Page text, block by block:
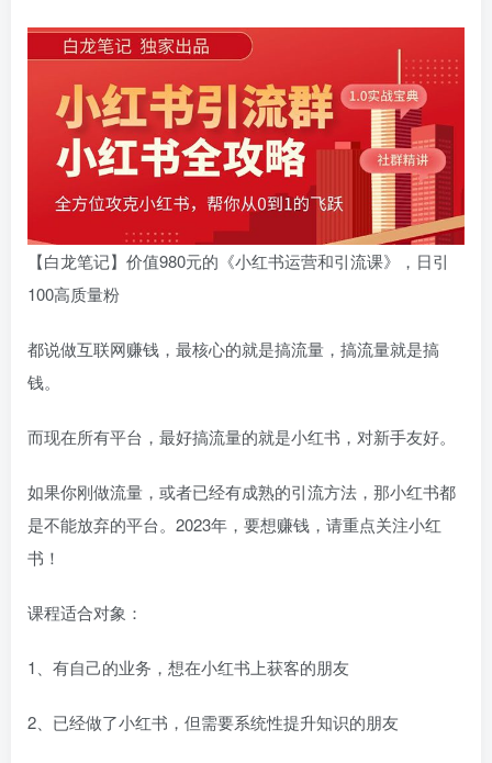
【白龙笔记】价值980元的《小红书运营和引流课》，日引
100高质量粉
都说做互联网赚钱，最核心的就是搞流量，搞流量就是搞
钱。
而现在所有平台，最好搞流量的就是小红书，对新手友好。
如果你刚做流量，或者已经有成熟的引流方法，那小红书都
是不能放弃的平台。2023年，要想赚钱，请重点关注小红
书！
课程适合对象：
1、有自己的业务，想在小红书上获客的朋友
2、已经做了小红书，但需要系统性提升知识的朋友